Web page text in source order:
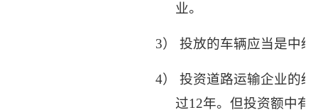
业。
3） 投放的车辆应当是中
4）
投资道路运输企业的
过12年。但投资额中有